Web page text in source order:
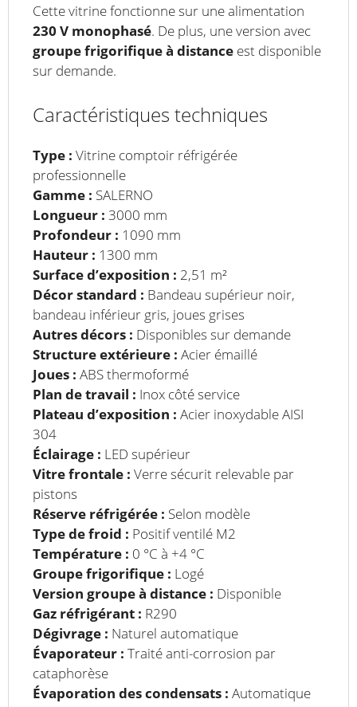
Cette vitrine fonctionne sur une alimentation
230 V monophasé. De plus, une version avec
groupe frigorifique à distance est disponible
sur demande.
Caractéristiques techniques
Type : Vitrine comptoir réfrigérée
professionnelle
Gamme : SALERNO
Longueur : 3000 mm
Profondeur : 1090 mm
Hauteur : 1300 mm
Surface d’exposition : 2,51 m²
Décor standard : Bandeau supérieur noir,
bandeau inférieur gris, joues grises
Autres décors : Disponibles sur demande
Structure extérieure : Acier émaillé
Joues : ABS thermoformé
Plan de travail : Inox côté service
Plateau d’exposition : Acier inoxydable AISI
304
Éclairage : LED supérieur
Vitre frontale : Verre sécurit relevable par
pistons
Réserve réfrigérée : Selon modèle
Type de froid : Positif ventilé M2
Température : 0 °C à +4 °C
Groupe frigorifique : Logé
Version groupe à distance : Disponible
Gaz réfrigérant : R290
Dégivrage : Naturel automatique
Évaporateur : Traité anti-corrosion par
cataphorèse
Évaporation des condensats : Automatique